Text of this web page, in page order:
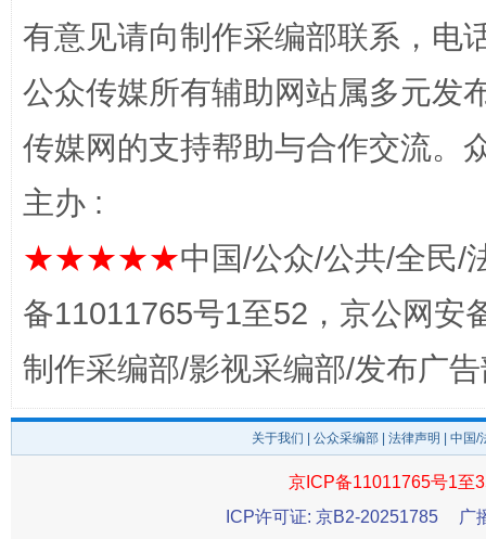
全民健身五年计划来了！等你上场
阿坝州三大球赛在茂县开幕 规模
有意见请向制作采编部联系，电
公众传媒所有辅助网站属多元发
传媒网的支持帮助与合作交流。
主办 :
★★★★★中国/公众/公共/全民/
备11011765号1至52，京公网安
制作采编部/影视采编部/发布广
关于我们 公众采编部 法律声明 | 中国
京ICP备11011765号1至
ICP许可证: 京B2-20251785
广